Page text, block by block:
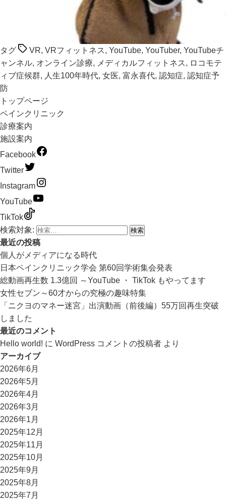
タグ VR, VRフィットネス, YouTube, YouTuber, YouTubeチ
ャンネル, オンライン診療, メディカルフィットネス, ロコモテ
ィブ症候群, 人生100年時代, 女医, 富永喜代, 認知症, 認知症予
防
トップページ
ペインクリニック
診療案内
施設案内
Facebook
Twitter
Instagram
YouTube
TikTok
検索対象:
最近の投稿
個人がメディアになる時代
日本ペインクリニック学会 第60回学術集会発表
総動画再生数 1.3億回 ～YouTube ・ TikTok もやってます
女性セブン～60才からの究極の趣味特集
「ニクヨのマネー迷宮」出演動画（前後編）55万回再生突破
しました
最近のコメント
Hello world! に WordPress コメントの投稿者 より
アーカイブ
2026年6月
2026年5月
2026年4月
2026年3月
2026年1月
2025年12月
2025年11月
2025年10月
2025年9月
2025年8月
2025年7月